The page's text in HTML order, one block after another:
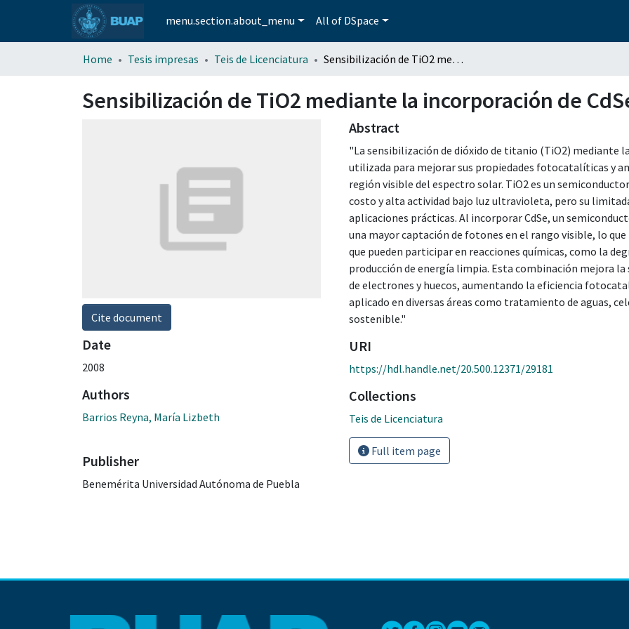
menu.section.about_menu All of DSpace
Home Tesis impresas Teis de Licenciatura Sensibilización de TiO2 mediante la incorporación de CdSe
Sensibilización de TiO2 mediante la incorporación de
Cite document
Date
2008
Authors
Barrios Reyna, María Lizbeth
Publisher
Benemérita Universidad Autónoma de Puebla
Abstract
"La sensibilización de dióxido de titanio (TiO2) mediante
utilizada para mejorar sus propiedades fotocatalíticas y
región visible del espectro solar. TiO2 es un
costo y alta actividad bajo luz ultravioleta, pero su
aplicaciones prácticas. Al incorporar CdSe, un
una mayor captación de fotones en el rango visible, lo
que pueden participar en reacciones químicas, como la
producción de energía limpia. Esta combinación mejora
de electrones y huecos, aumentando la eficiencia
aplicado en diversas áreas como tratamiento de aguas,
sostenible."
URI
https://hdl.handle.net/20.500.12371/29181
Collections
Teis de Licenciatura
Full item page